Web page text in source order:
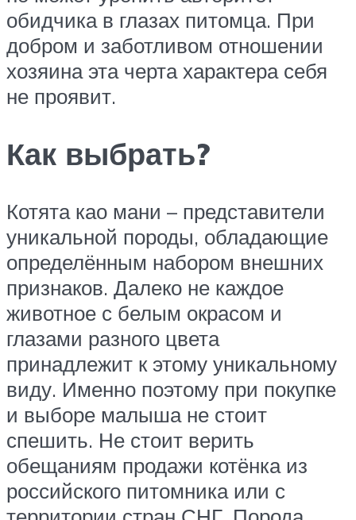
обидчика в глазах питомца. При
добром и заботливом отношении
хозяина эта черта характера себя
не проявит.
Как выбрать?
Котята као мани – представители
уникальной породы, обладающие
определённым набором внешних
признаков. Далеко не каждое
животное с белым окрасом и
глазами разного цвета
принадлежит к этому уникальному
виду. Именно поэтому при покупке
и выборе малыша не стоит
спешить. Не стоит верить
обещаниям продажи котёнка из
российского питомника или с